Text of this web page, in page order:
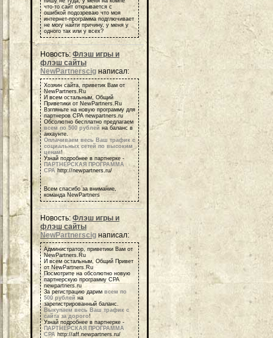
что-то сайт открывается с
ошибкой подозреваю что моя
интернет-программа подглючивает
не могу найти причину, у меня у
одного так или у всех?
Новость: Флэш игры и
флэш сайты
NewPartnerscig написал:
Хозяин сайта, приветик Вам от
NewPartners.Ru
И всем остальным, Общий
Приветики от NewPartners.Ru
Взгляньте на новую программу для
партнеров СРА newpartners.ru
Обсолютно бесплатно предлагаем
всем по 500 рублей на баланс в
аккаунте.
Оплачиваем весь Ваш трафик с
социальных сетей по высоким
ценам!
Узнай подробнее в партнерке -
ПАРТНЕРСКАЯ ПРОГРАММА
СРА http://newpartners.ru/
Всем спасибо за внимание,
команда NewPartners
Новость: Флэш игры и
флэш сайты
NewPartnerscig написал:
Администратор, приветики Вам от
NewPartners.Ru
И всем остальным, Общий Привет
от NewPartners.Ru
Посмотрите на обсолютно новую
партнерскую программу СРА
newpartners.ru
За регистрацию дарим всем по
500 рублей на
зарегистрированный баланс.
Выкупаем весь Ваш трафик с
сайта за дорого!
Узнай подробнее в партнерке -
ПАРТНЕРСКАЯ ПРОГРАММА
СРА http://aff.newpartners.ru/